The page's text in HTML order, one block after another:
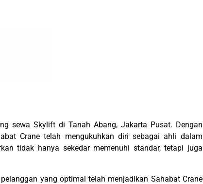
sewa Skylift di Tanah Abang, Jakarta Pusat. Dengan
Crane telah mengukuhkan diri sebagai ahli dalam
tidak hanya sekedar memenuhi standar, tetapi juga
yang optimal telah menjadikan Sahabat Crane